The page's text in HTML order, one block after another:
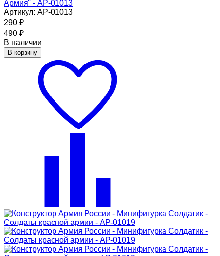
Армия'' - АР-01013
Артикул: АР-01013
290 ₽
490 ₽
В наличии
В корзину